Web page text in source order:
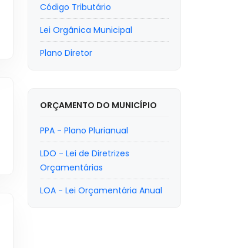
Código Tributário
Lei Orgânica Municipal
Plano Diretor
ORÇAMENTO DO MUNICÍPIO
PPA - Plano Plurianual
LDO - Lei de Diretrizes
Orçamentárias
LOA - Lei Orçamentária Anual